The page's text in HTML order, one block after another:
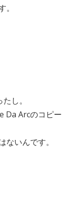
し。
Da Arcのコピー
いんです。